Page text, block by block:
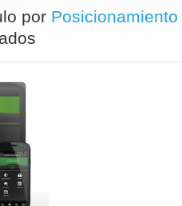
por Posicionamiento